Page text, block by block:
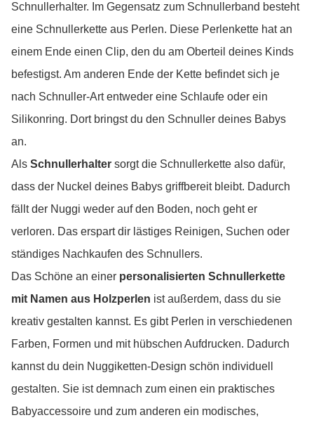
Schnullerhalter. Im Gegensatz zum Schnullerband besteht
eine Schnullerkette aus Perlen. Diese Perlenkette hat an
einem Ende einen Clip, den du am Oberteil deines Kinds
befestigst. Am anderen Ende der Kette befindet sich je
nach Schnuller-Art entweder eine Schlaufe oder ein
Silikonring. Dort bringst du den Schnuller deines Babys
an.
Als Schnullerhalter sorgt die Schnullerkette also dafür,
dass der Nuckel deines Babys griffbereit bleibt. Dadurch
fällt der Nuggi weder auf den Boden, noch geht er
verloren. Das erspart dir lästiges Reinigen, Suchen oder
ständiges Nachkaufen des Schnullers.
Das Schöne an einer personalisierten Schnullerkette
mit Namen aus Holzperlen ist außerdem, dass du sie
kreativ gestalten kannst. Es gibt Perlen in verschiedenen
Farben, Formen und mit hübschen Aufdrucken. Dadurch
kannst du dein Nuggiketten-Design schön individuell
gestalten. Sie ist demnach zum einen ein praktisches
Babyaccessoire und zum anderen ein modisches,